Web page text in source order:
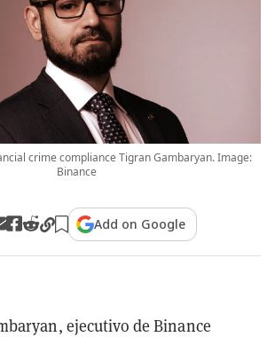
crime compliance Tigran Gambaryan. Image:
Binance
Add on Google
ejecutivo de Binance